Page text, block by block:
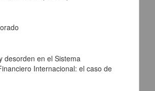
desorden en el Sistema
Internacional: el caso de